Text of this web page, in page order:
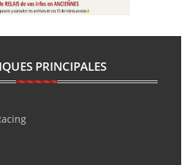
PRINCIPALES